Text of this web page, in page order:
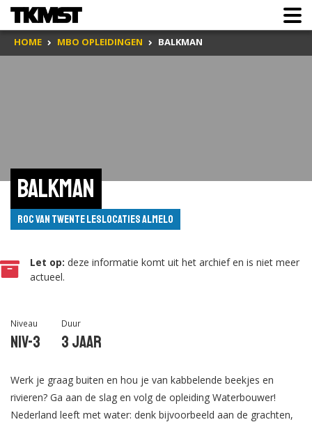
HOME MBO OPLEIDINGEN BALKMAN
Balkman
ROC van Twente leslocaties Almelo
Let op: deze informatie komt uit het archief en is niet meer
actueel.
Niveau
Niv-3
Duur
3 jaar
Werk je graag buiten en hou je van kabbelende beekjes en
rivieren? Ga aan de slag en volg de opleiding Waterbouwer!
Nederland leeft met water: denk bijvoorbeeld aan de grachten,